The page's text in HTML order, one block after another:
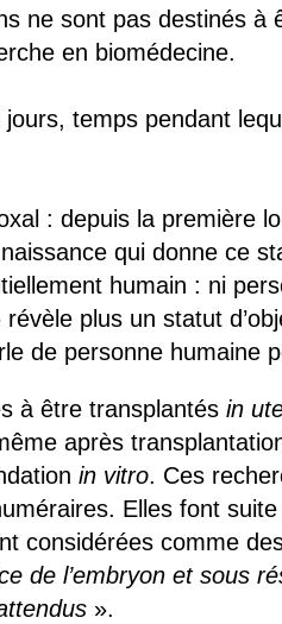
ne sont pas destinés à
en biomédecine.
temps pendant
: depuis la première
qui donne ce
humain : ni
révèle plus un statut
de personne humaine
à être transplantésin
après
in vitro. Ces
Elles font
considérées comme
de l’embryon et sous
».